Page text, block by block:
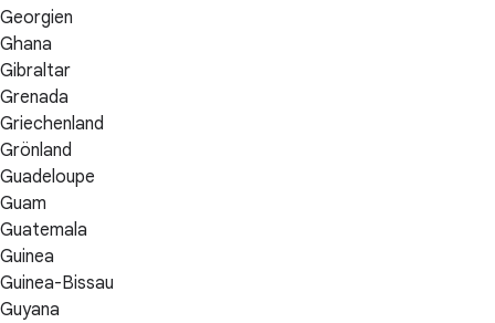
Georgien
Ghana
Gibraltar
Grenada
Griechenland
Grönland
Guadeloupe
Guam
Guatemala
Guinea
Guinea-Bissau
Guyana